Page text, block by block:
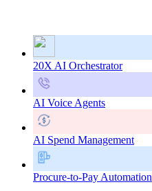
20X AI Orchestrator
AI Voice Agents
AI Spend Management
Procure-to-Pay Automation